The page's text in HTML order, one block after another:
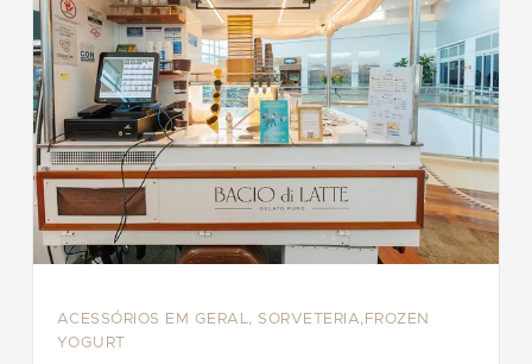
ACESSÓRIOS EM GERAL, SORVETERIA,FROZEN
YOGURT